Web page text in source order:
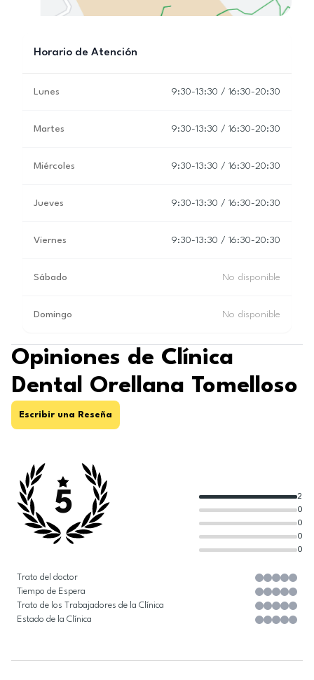
Horario de Atención
Lunes 9:30-13:30 / 16:30-20:30
Martes 9:30-13:30 / 16:30-20:30
Miércoles 9:30-13:30 / 16:30-20:30
Jueves 9:30-13:30 / 16:30-20:30
Viernes 9:30-13:30 / 16:30-20:30
Sábado No disponible
Domingo No disponible
Opiniones de Clínica
Dental Orellana Tomelloso
Escribir una Reseña
5
0
0
0
0
2
Trato del doctor
Tiempo de Espera
Trato de los Trabajadores de la Clínica
Estado de la Clínica